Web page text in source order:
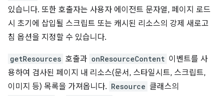
있습니다. 또한 호출자는 사용자 에이전트 문자열, 페이지 로드
시 초기에 삽입될 스크립트 또는 캐시된 리소스의 강제 새로고
침 옵션을 지정할 수 있습니다.
getResources 호출과 onResourceContent 이벤트를 사
용하여 검사된 페이지 내 리소스(문서, 스타일시트, 스크립트,
이미지 등) 목록을 가져옵니다. Resource 클래스의